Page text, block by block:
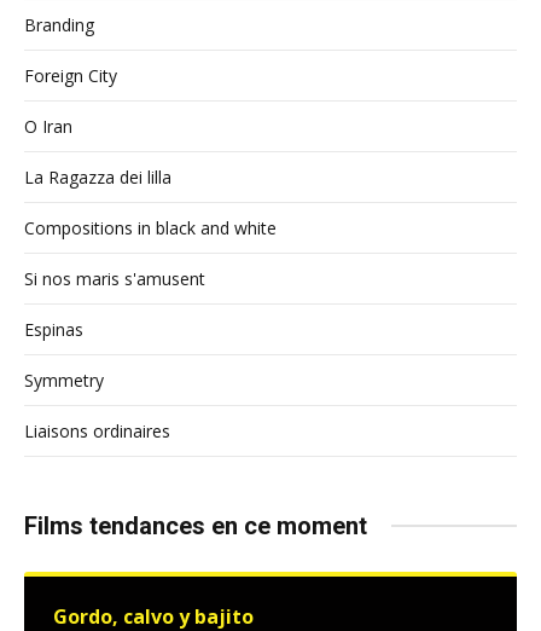
Branding
Foreign City
O Iran
La Ragazza dei lilla
Compositions in black and white
Si nos maris s'amusent
Espinas
Symmetry
Liaisons ordinaires
Films tendances en ce moment
Gordo, calvo y bajito